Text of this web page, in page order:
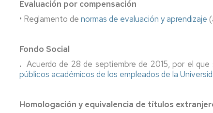
Evaluación por compensación
• Reglamento de normas de evaluación y aprendizaje
Fondo Social
. Acuerdo de 28 de septiembre de 2015, por el que
públicos académicos de los empleados de la
Homologación y equivalencia de títulos